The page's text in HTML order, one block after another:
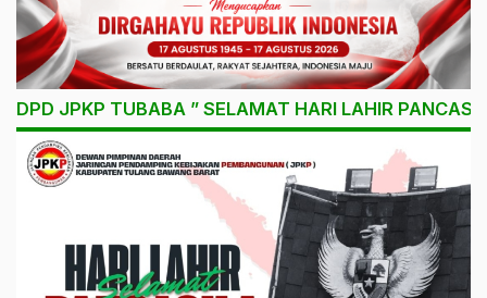
DPD JPKP TUBABA ” SELAMAT HARI LAHIR